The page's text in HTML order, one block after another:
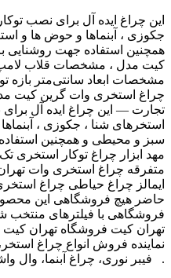
این چراغ ایده آل برای نصب
جکوزی ، آبنماها و حوض ها و
همچنین استفاده جهت روشنایی
کیت مدل ، مشخصات قلاب
مشخصات ابعاد سانتی‌متر بازه
تجارت — این چراغ ایده آل برای
استخرهای شنا ، جکوزی ،
سبز و محیطی و همچنین
مهد ابزار چراغ توکار استخری
متفرقه چراغ استخری وات
ایمالز چراغ حیاطی چراغ
حاضر هیچ فروشگاهی این
فروشگاهی با فیلترهای منتخب
تهران کیت فروشگاه تهران کیت
نماینده فروش انواع چراغ
فیبر نوری، چراغ آبنما، وال واشر و انواع سیستم ‎ .